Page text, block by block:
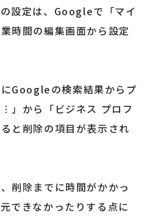
設定は、Googleで「マイ
時間の編集画面から設定
Googleの検索結果からプ
」から「ビジネス プロフ
と削除の項目が表示され
削除までに時間がかかっ
できなかったりする点に